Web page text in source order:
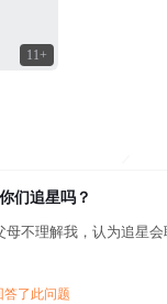
11+
们追星吗？
母不理解我，认为追星
答了此问题